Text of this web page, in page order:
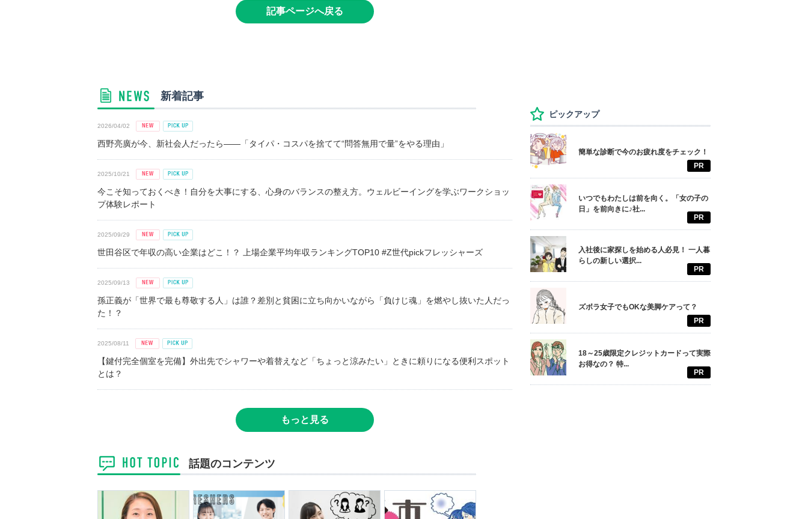
記事ページへ戻る
新着記事
2026/04/02
西野亮廣が今、新社会人だったら――「タイパ・コスパを捨てて“問答無用で量”をやる理由」
2025/10/21
今こそ知っておくべき！自分を大事にする、心身のバランスの整え方。ウェルビーイングを学ぶワークショッ
プ体験レポート
2025/09/29
世田谷区で年収の高い企業はどこ！？ 上場企業平均年収ランキングTOP10 #Z世代pickフレッシャーズ
2025/09/13
孫正義が「世界で最も尊敬する人」は誰？差別と貧困に立ち向かいながら「負けじ魂」を燃やし抜いた人だっ
た！？
2025/08/11
【鍵付完全個室を完備】外出先でシャワーや着替えなど「ちょっと涼みたい」ときに頼りになる便利スポット
とは？
もっと見る
話題のコンテンツ
ピックアップ
簡単な診断で今のお疲れ度をチェック！
PR
いつでもわたしは前を向く。「女の子の
日」を前向きに♪社...
PR
入社後に家探しを始める人必見！ 一人暮
らしの新しい選択...
PR
ズボラ女子でもOKな美脚ケアって？
PR
18～25歳限定クレジットカードって実際
お得なの？ 特...
PR